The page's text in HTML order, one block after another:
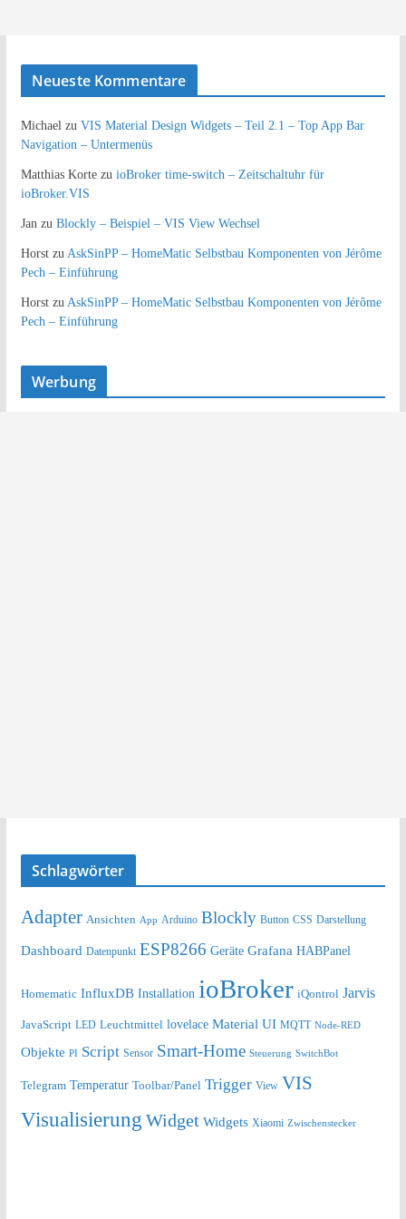
Neueste Kommentare
Michaelzu VIS Material Design Widgets – Teil 2.1 – Top App Bar
Navigation – Untermenüs
Matthias Kortezu ioBroker time-switch – Zeitschaltuhr für
ioBroker.VIS
Janzu Blockly – Beispiel – VIS View Wechsel
Horstzu AskSinPP – HomeMatic Selbstbau Komponenten von Jérôme
Pech – Einführung
Horstzu AskSinPP – HomeMatic Selbstbau Komponenten von Jérôme
Pech – Einführung
Werbung
Schlagwörter
Adapter Ansichten App Arduino Blockly Button CSS Darstellung
Dashboard Datenpunkt ESP8266 Geräte Grafana HABPanel
Homematic InfluxDB Installation ioBroker iQontrol Jarvis
JavaScript LED Leuchtmittel lovelace Material UI MQTT Node-RED
Objekte PI Script Sensor Smart-Home Steuerung SwitchBot
Telegram Temperatur Toolbar/Panel Trigger View VIS
Visualisierung Widget Widgets Xiaomi Zwischenstecker